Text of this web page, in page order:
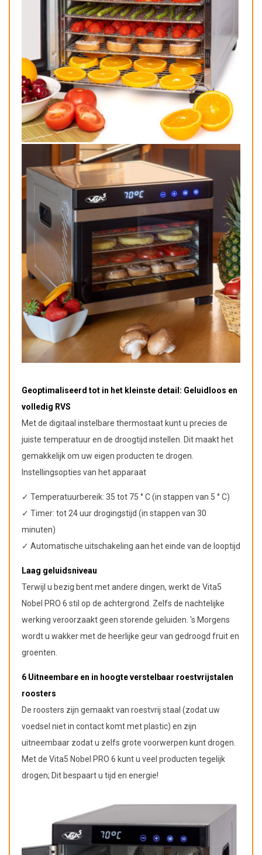
Geoptimaliseerd tot in het kleinste detail: Geluidloos en
volledig RVS
Met de digitaal instelbare thermostaat kunt u precies de
juiste temperatuur en de droogtijd instellen. Dit maakt het
gemakkelijk om uw eigen producten te drogen.
Instellingsopties van het apparaat
✓ Temperatuurbereik: 35 tot 75 ° C (in stappen van 5 ° C)
✓ Timer: tot 24 uur drogingstijd (in stappen van 30
minuten)
✓ Automatische uitschakeling aan het einde van de looptijd
Laag geluidsniveau
Terwijl u bezig bent met andere dingen, werkt de Vita5
Nobel PRO 6 stil op de achtergrond. Zelfs de nachtelijke
werking veroorzaakt geen storende geluiden. 's Morgens
wordt u wakker met de heerlijke geur van gedroogd fruit en
groenten.
6 Uitneembare en in hoogte verstelbaar roestvrijstalen
roosters
De roosters zijn gemaakt van roestvrij staal (zodat uw
voedsel niet in contact komt met plastic) en zijn
uitneembaar zodat u zelfs grote voorwerpen kunt drogen.
Met de Vita5 Nobel PRO 6 kunt u veel producten tegelijk
drogen; Dit bespaart u tijd en energie!